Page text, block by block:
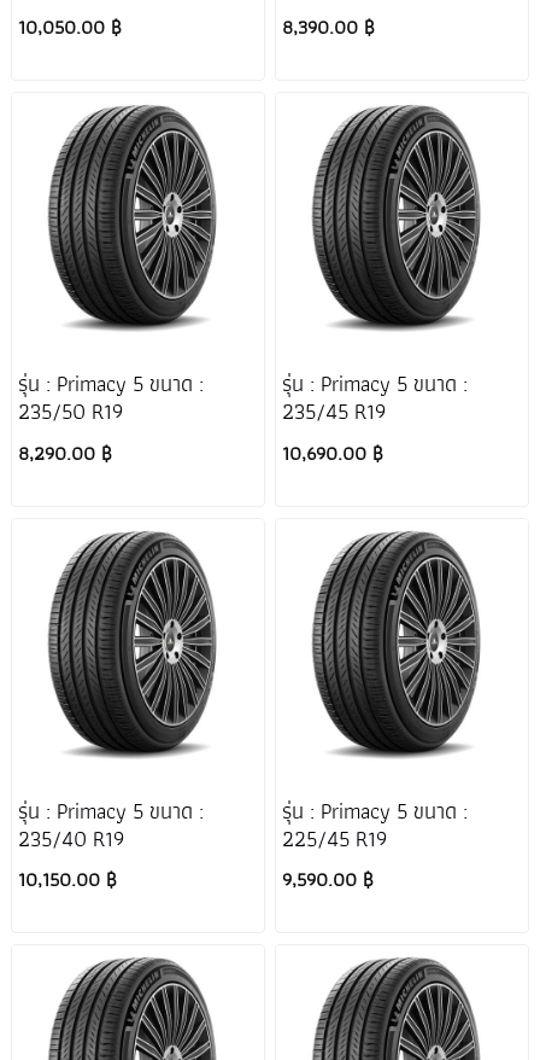
10,050.00 ฿ 8,390.00 ฿
รุ่น : Primacy 5 ขนาด :
235/50 R19
8,290.00 ฿
รุ่น : Primacy 5 ขนาด :
235/45 R19
10,690.00 ฿
รุ่น : Primacy 5 ขนาด :
235/40 R19
10,150.00 ฿
รุ่น : Primacy 5 ขนาด :
225/45 R19
9,590.00 ฿